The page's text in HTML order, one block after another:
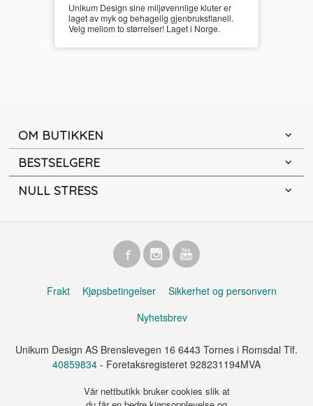
Unikum Design sine miljøvennlige kluter er
laget av myk og behagelig gjenbruksflanell.
Velg mellom to størrelser! Laget i Norge.
OM BUTIKKEN
BESTSELGERE
NULL STRESS
Frakt Kjøpsbetingelser
Sikkerhet og personvern
Nyhetsbrev
Unikum Design AS Brenslevegen 16 6443 Tornes i Romsdal Tlf.
40859834 - Foretaksregisteret 928231194MVA
Vår nettbutikk bruker cookies slik at